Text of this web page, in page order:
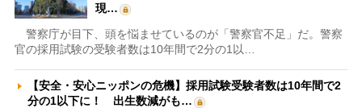
現…
警察庁が目下、頭を悩ませているのが「警察官不足」だ。警察
官の採用試験の受験者数は10年間で2分の1以…
【安全・安心ニッポンの危機】採用試験受験者数は10年間で2
分の1以下に！ 出生数減がも…